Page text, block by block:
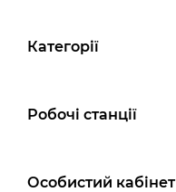
Категорії
Робочі станції
Особистий кабінет